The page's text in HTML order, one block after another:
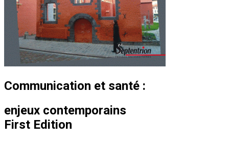
Communication et santé :
enjeux contemporains
First Edition